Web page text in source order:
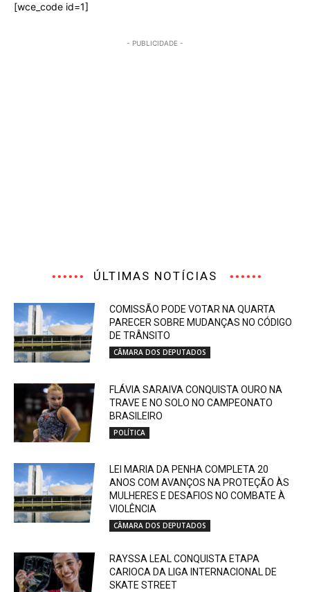
[wce_code id=1]
- PUBLICIDADE -
ÚLTIMAS NOTÍCIAS
COMISSÃO PODE VOTAR NA QUARTA
PARECER SOBRE MUDANÇAS NO CÓDIGO
DE TRÂNSITO
CÂMARA DOS DEPUTADOS
FLÁVIA SARAIVA CONQUISTA OURO NA
TRAVE E NO SOLO NO CAMPEONATO
BRASILEIRO
POLÍTICA
LEI MARIA DA PENHA COMPLETA 20
ANOS COM AVANÇOS NA PROTEÇÃO ÀS
MULHERES E DESAFIOS NO COMBATE À
VIOLÊNCIA
CÂMARA DOS DEPUTADOS
RAYSSA LEAL CONQUISTA ETAPA
CARIOCA DA LIGA INTERNACIONAL DE
SKATE STREET